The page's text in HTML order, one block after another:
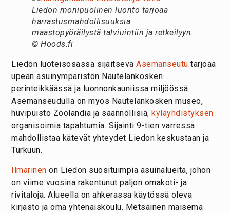
Liedon monipuolinen luonto tarjoaa
harrastusmahdollisuuksia
maastopyöräilystä talviuintiin ja retkeilyyn.
© Hoods.fi
Liedon luoteisosassa sijaitsevaAsemanseutu tarjoaa
upean asuinympäristön Nautelankosken
perinteikkäässä ja luonnonkauniissa miljöössä.
Asemanseudulla on myös Nautelankosken museo,
huvipuisto Zoolandia ja säännöllisiä, kyläyhdistyksen
organisoimia tapahtumia. Sijainti 9-tien varressa
mahdollistaa kätevät yhteydet Liedon keskustaan ja
Turkuun.
Ilmarinen on Liedon suosituimpia asuinalueita, johon
on viime vuosina rakentunut paljon omakoti- ja
rivitaloja. Alueella on ahkerassa käytössä oleva
kirjasto ja oma yhtenäiskoulu. Metsäinen maisema